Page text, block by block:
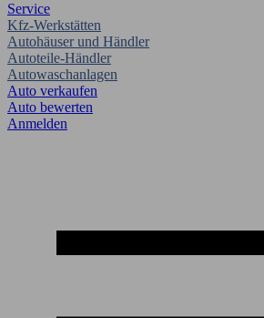
Service
Kfz-Werkstätten
Autohäuser und Händler
Autoteile-Händler
Autowaschanlagen
Auto verkaufen
Auto bewerten
Anmelden